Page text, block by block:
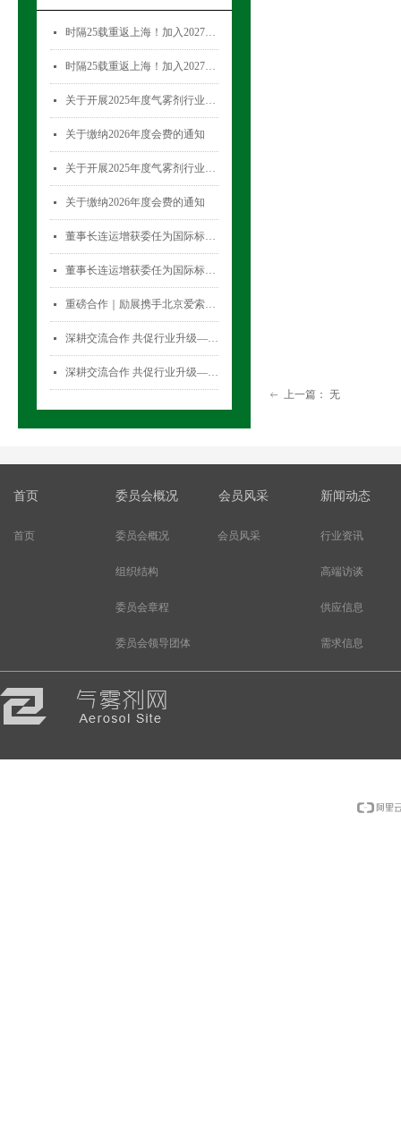
ꂃ 上一篇： 无
넷 时隔25载重返上海！加入2027国际气雾剂与金属容器展览会，直面30,000+全球买家！
넷 时隔25载重返上海！加入2027国际气雾剂与金属容器展览会，直面30,000+全球买家！
넷 关于开展2025年度气雾剂行业数据统计工作的通知
넷 关于缴纳2026年度会费的通知
넷 关于开展2025年度气雾剂行业数据统计工作的通知
넷 关于缴纳2026年度会费的通知
넷 董事长连运增获委任为国际标准化组织薄壁金属容器技术委员会(ISO/TC52)主席
넷 董事长连运增获委任为国际标准化组织薄壁金属容器技术委员会(ISO/TC52)主席
넷 重磅合作｜励展携手北京爱索塞瑞斯展览有限公司 全新升级国际气雾剂与金属容器展览会！
넷 深耕交流合作 共促行业升级——气雾剂委员会开展专项访问活动
넷 深耕交流合作 共促行业升级——气雾剂委员会开展专项访问活动
委员会概况
组织结构
委员会章程
委员会领导团体
行业资讯
高端访谈
供应信息
需求信息
会员风采
首页
首页 委员会概况 会员风采 新闻动态